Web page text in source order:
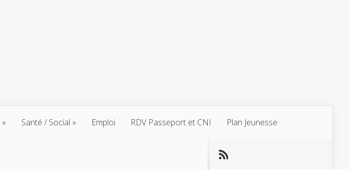
Santé / Social Emploi RDV Passeport et CNI Plan Jeunesse